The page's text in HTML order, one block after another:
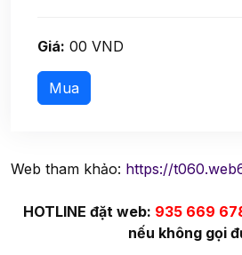
Giá: 00 VND
Web tham khảo: https://
HOTLINE đặt web: 935 669
nếu không gọi